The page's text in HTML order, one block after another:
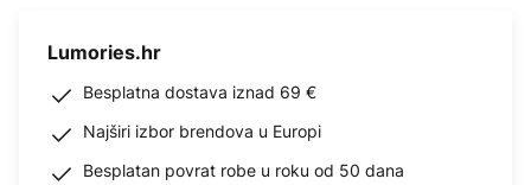
Lumories.hr
Besplatna dostava iznad 69 €
Najširi izbor brendova u Europi
Besplatan povrat robe u roku od 50 dana